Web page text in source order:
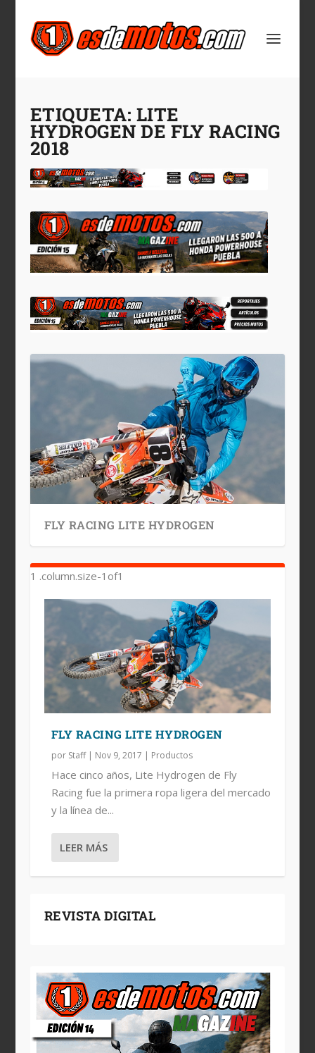
ETIQUETA: LITE
HYDROGEN DE FLY RACING
2018
FLY RACING LITE HYDROGEN
FLY RACING LITE HYDROGEN
por Staff| Nov 9, 2017 | Productos
Hace cinco años, Lite Hydrogen de Fly
Racing fue la primera ropa ligera del mercado
y la línea de...
LEER MÁS
REVISTA DIGITAL